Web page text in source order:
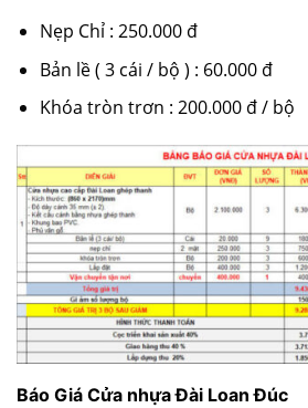
Nẹp Chỉ : 250.000 đ
Bản lề ( 3 cái / bộ ) : 60.000 đ
Khóa tròn trơn : 200.000 đ / bộ
Báo Giá Cửa nhựa Đài Loan Đúc